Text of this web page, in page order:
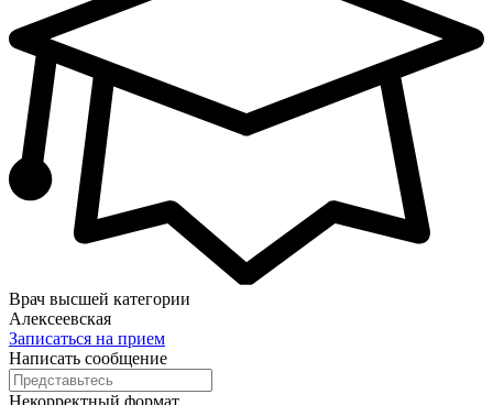
Врач высшей категории
Алексеевская
Записаться на прием
Написать сообщение